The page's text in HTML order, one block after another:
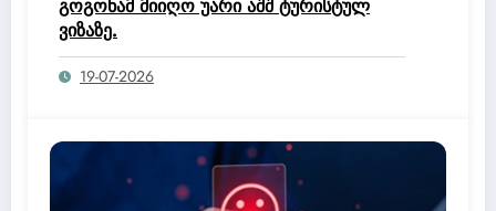
გოგონამ მიიღო უარი აშშ ტურისტულ
ვიზაზე.
19-07-2026